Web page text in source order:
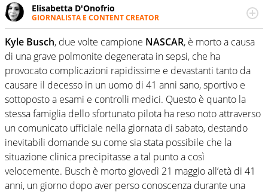
Elisabetta D'Onofrio
GIORNALISTA E CONTENT CREATOR
Giornalista professionista dal 2007, scrive per curiosità
personale e necessità: soprattutto di calcio, di sport e dei
suoi protagonisti, concedendosi innocenti evasioni
nell'ambito della creazione di format. Un tempo ala
destra, oggi si sente a suo agio nel ruolo di libero. Cura
una classifica riservata dei migliori 5 calciatori di sempre.
Kyle Busch, due volte campione NASCAR, è morto a causa
di una grave polmonite degenerata in sepsi, che ha
provocato complicazioni rapidissime e devastanti tanto da
causare il decesso in un uomo di 41 anni sano, sportivo e
sottoposto a esami e controlli medici. Questo è quanto la
stessa famiglia dello sfortunato pilota ha reso noto attraverso
un comunicato ufficiale nella giornata di sabato, destando
inevitabili domande su come sia stata possibile che la
situazione clinica precipitasse a tal punto a così
velocemente. Busch è morto giovedì 21 maggio all’età di 41
anni, un giorno dopo aver perso conoscenza durante una